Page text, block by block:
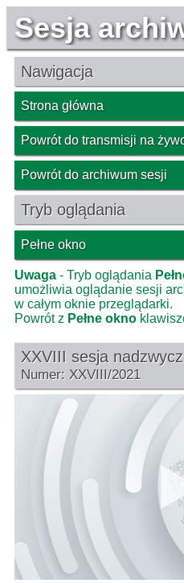
Sesja
Nawigacja
Strona główna
Powrót do transmisji na
Powrót do archiwum sesji
Tryb oglądania
Pełne okno
Uwaga - Tryb oglądania
umożliwia oglądanie sesji
w całym oknie przeglądarki.
Powrót z Pełne okno
XXVIII sesja
Numer: XXVIII/2021